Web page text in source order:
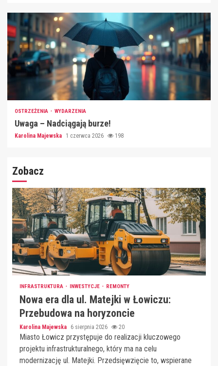
OSTRZEŻENIA WYDARZENIA
Uwaga – Nadciągają burze!
Karolina Majewska 1 czerwca 2026 198
Zobacz
INFRASTRUKTURA INWESTYCJE REMONTY
Nowa era dla ul. Matejki w Łowiczu:
Przebudowa na horyzoncie
Karolina Majewska 6 sierpnia 2026 20
Miasto Łowicz przystępuje do realizacji kluczowego
projektu infrastrukturalnego, który ma na celu
modernizację ul. Matejki. Przedsięwzięcie to, wspierane